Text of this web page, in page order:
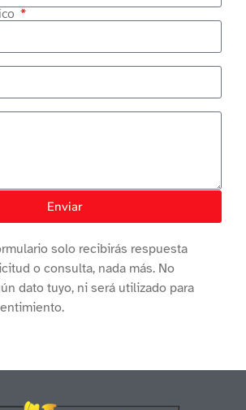
Enviar
solo recibirás respuesta
o consulta, nada más. No
dato tuyo, ni será utilizado para